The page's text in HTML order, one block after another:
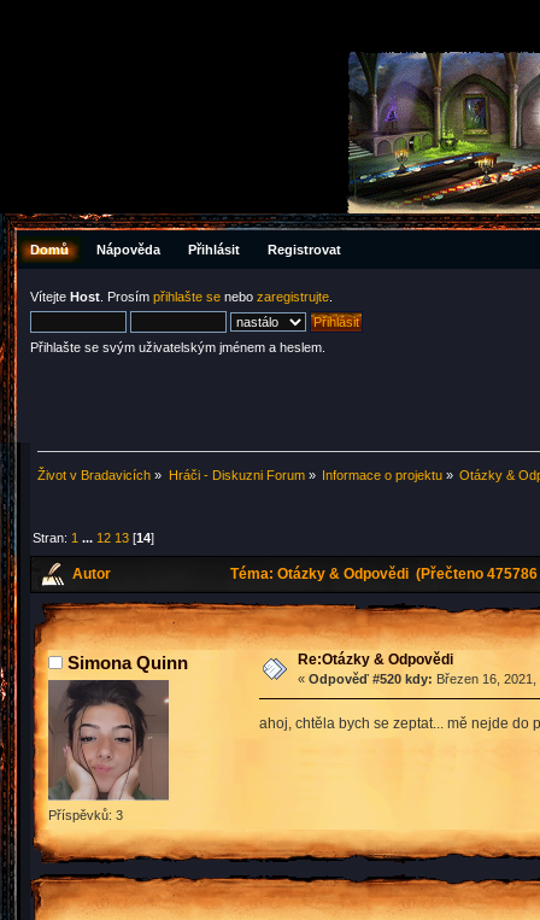
Domů Nápověda Přihlásit Registrovat
Vítejte Host . Prosím přihlašte se nebo zaregistrujte
Přihlašte se svým uživatelským jménem a heslem.
Život v Bradavicích » Hráči - Diskuzni Forum» Informace o projektu» Otázky &
Stran: 1 ... 12 13 [14]
Autor Téma: Otázky & Odpovědi (Přečteno
Simona Quinn
Příspěvků: 3
Re:Otázky & Odpovědi
« Odpověď #520 kdy: Březen 16,
ahoj, chtěla bych se zeptat... mě nejde do